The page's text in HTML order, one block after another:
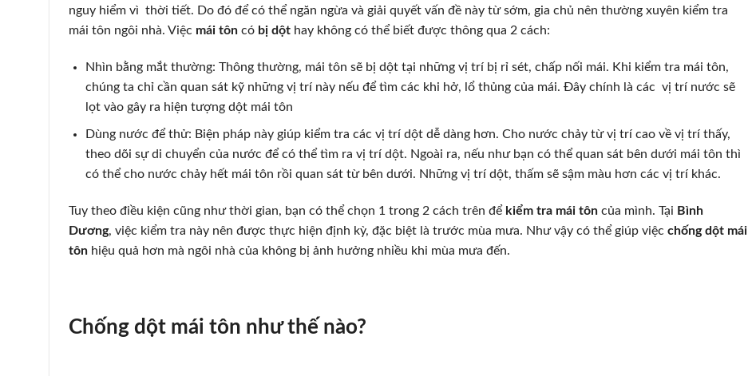
nguy hiểm vì thời tiết. Do đó để có thể ngăn ngừa và giải quyết vấn đề này từ sớm, gia chủ nên thường xuyên kiểm tra
mái tôn ngôi nhà. Việc mái tôn có bị dột hay không có thể biết được thông qua 2 cách:
Nhìn bằng mắt thường: Thông thường, mái tôn sẽ bị dột tại những vị trí bị rỉ sét, chấp nối mái. Khi kiểm tra mái tôn,
chúng ta chỉ cần quan sát kỹ những vị trí này nếu để tìm các khi hở, lổ thủng của mái. Đây chính là các vị trí nước sẽ
lọt vào gây ra hiện tượng dột mái tôn
Dùng nước để thử: Biện pháp này giúp kiểm tra các vị trí dột dễ dàng hơn. Cho nước chảy từ vị trí cao về vị trí thấy,
theo dõi sự di chuyển của nước để có thể tìm ra vị trí dột. Ngoài ra, nếu như bạn có thể quan sát bên dưới mái tôn thì
có thể cho nước chảy hết mái tôn rồi quan sát từ bên dưới. Những vị trí dột, thấm sẽ sậm màu hơn các vị trí khác.
Tuy theo điều kiện cũng như thời gian, bạn có thể chọn 1 trong 2 cách trên để kiểm tra mái tôn của mình. Tại Bình
Dương, việc kiểm tra này nên được thực hiện định kỳ, đặc biệt là trước mùa mưa. Như vậy có thể giúp việc chống dột mái
tôn hiệu quả hơn mà ngôi nhà của không bị ảnh hưởng nhiều khi mùa mưa đến.
Chống dột mái tôn như thế nào?